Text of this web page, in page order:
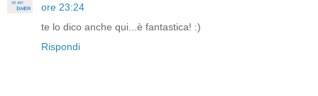
ore 23:24
te lo dico anche qui...è fantastica! :)
Rispondi